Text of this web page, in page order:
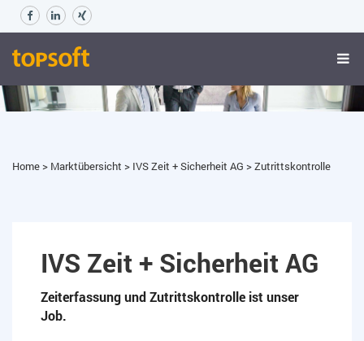
Home> Marktübersicht > IVS Zeit + Sicherheit AG >Zutrittskontrolle
IVS Zeit + Sicherheit AG
Zeiterfassung und Zutrittskontrolle ist unser
Job.